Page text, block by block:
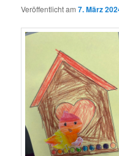
Veröffentlicht am7. März